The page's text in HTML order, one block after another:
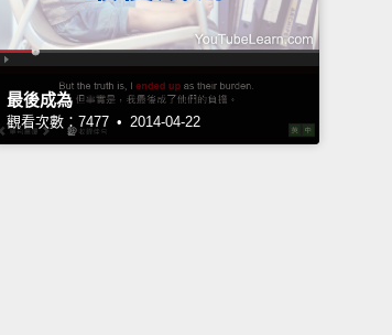
最後成為
觀看次數：7477 • 2014-04-22